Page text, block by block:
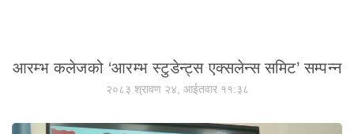
आरम्भ कलेजको ‘आरम्भ स्टुडेन्ट्स एक्सलेन्स समिट’ सम्पन्न
२०८३ श्रावण २४, आईतवार ११:३८